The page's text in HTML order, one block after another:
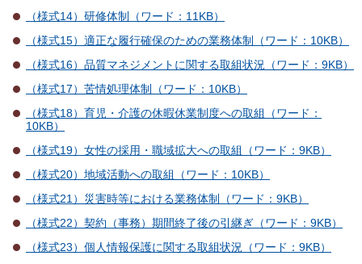
（様式14）研修体制（ワード：11KB）
（様式15）適正な履行確保のための業務体制（ワード：10KB）
（様式16）品質マネジメントに関する取組状況（ワード：9KB）
（様式17）苦情処理体制（ワード：10KB）
（様式18）育児・介護の休暇休業制度への取組（ワード：
10KB）
（様式19）女性の採用・職域拡大への取組（ワード：9KB）
（様式20）地域活動への取組（ワード：10KB）
（様式21）災害時等における業務体制（ワード：9KB）
（様式22）契約（事務）期間終了後の引継ぎ（ワード：9KB）
（様式23）個人情報保護に関する取組状況（ワード：9KB）